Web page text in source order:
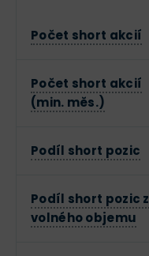
Počet short akcií
Počet short akcií
(min. měs.)
Podíl short pozic
Podíl short pozic z
volného objemu